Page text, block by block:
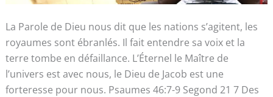
La Parole de Dieu nous dit que les nations s’agitent, les
royaumes sont ébranlés. Il fait entendre sa voix et la
terre tombe en défaillance. L’Éternel le Maître de
l’univers est avec nous, le Dieu de Jacob est une
forteresse pour nous. Psaumes 46:7-9 Segond 21 7 Des